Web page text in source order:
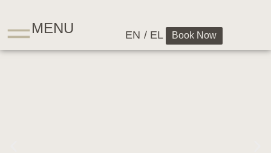
MENU EN / EL Book Now